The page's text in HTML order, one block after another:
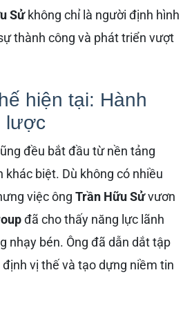
Sửkhông chỉ là người định hình
thành công và phát triển vượt
hiện tại: Hành
lược
đều bắt đầu từ nền tảng
biệt. Dù không có nhiều
việc ông Trần Hữu Sửvươn
đã cho thấy năng lực lãnh
nhạy bén. Ông đã dẫn dắt tập
vị thế và tạo dựng niềm tin